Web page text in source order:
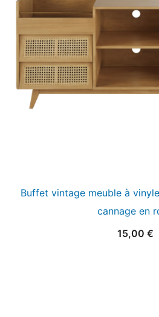
Buffet vintage meuble à
cannage en
15,00 €